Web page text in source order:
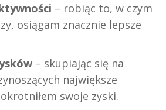
– robiąc to, w czym
osiągam znacznie lepsze
– skupiając się na
największe
swoje zyski.